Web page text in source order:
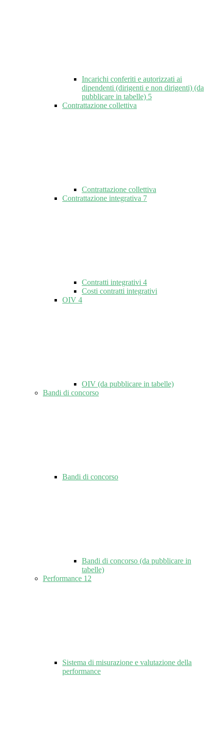
Incarichi conferiti e autorizzati ai
dipendenti (dirigenti e non dirigenti) (da
pubblicare in tabelle) 5
Contrattazione collettiva
Contrattazione collettiva
Contrattazione integrativa 7
Contratti integrativi 4
Costi contratti integrativi
OIV 4
OIV (da pubblicare in tabelle)
Bandi di concorso
Bandi di concorso
Bandi di concorso (da pubblicare in
tabelle)
Performance 12
Sistema di misurazione e valutazione della
performance